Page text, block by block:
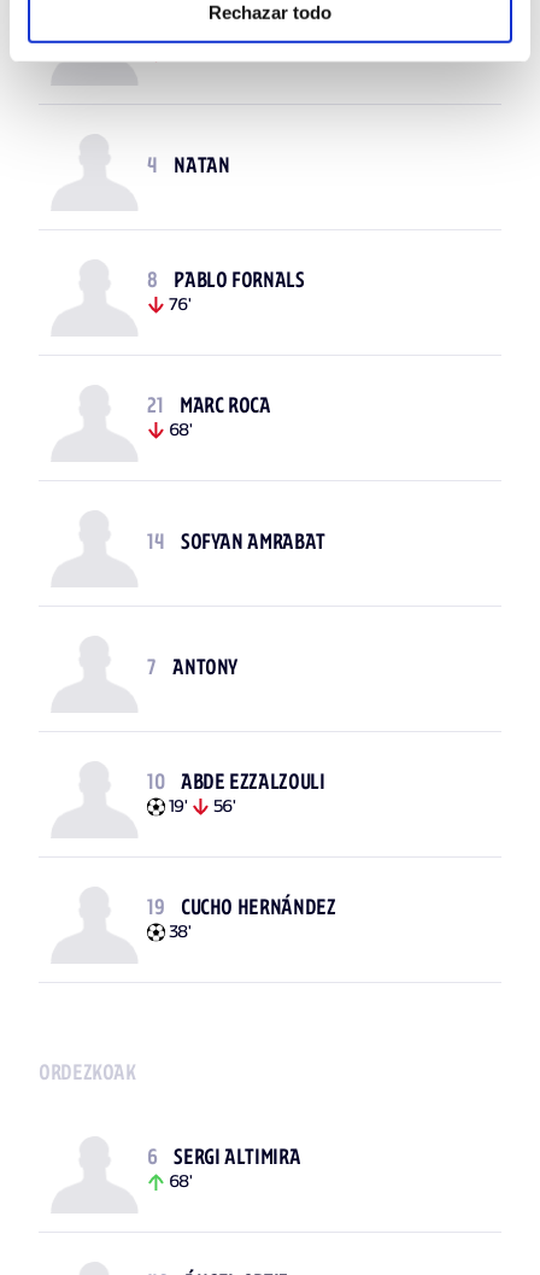
Rechazar todo
4 NATAN
8
PABLO FORNALS
76'
21
MARC ROCA
68'
14 SOFYAN AMRABAT
7 ANTONY
10
ABDE EZZALZOULI
19'
56'
19
CUCHO HERNÁNDEZ
38'
ORDEZKOAK
6
SERGI ALTIMIRA
68'